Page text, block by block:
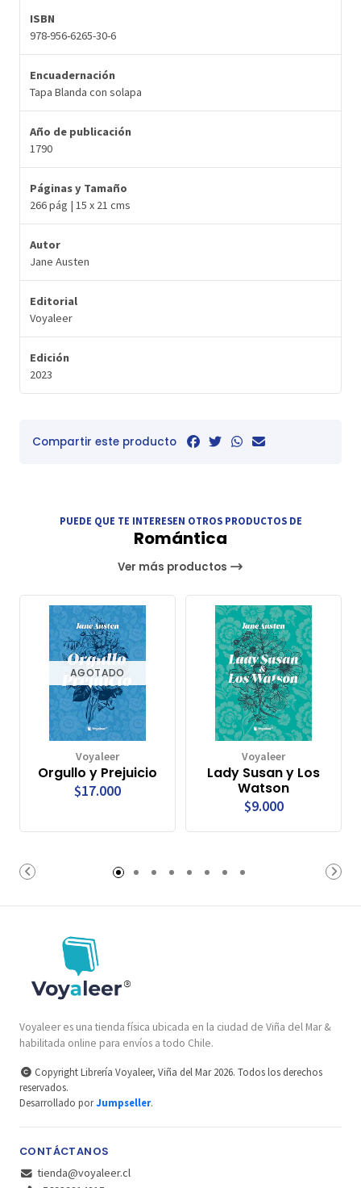
ISBN
978-956-6265-30-6
Encuadernación
Tapa Blanda con solapa
Año de publicación
1790
Páginas y Tamaño
266 pág | 15 x 21 cms
Autor
Jane Austen
Editorial
Voyaleer
Edición
2023
Compartir este producto
PUEDE QUE TE INTERESEN OTROS PRODUCTOS DE
Romántica
Ver más productos
AGOTADO
Voyaleer
Orgullo y Prejuicio
$17.000
Voyaleer
Lady Susan y Los
Watson
$9.000
Voyaleer es una tienda física ubicada en la ciudad de Viña del Mar &
habilitada online para envíos a todo Chile.
Copyright Librería Voyaleer, Viña del Mar 2026. Todos los derechos
reservados.
Desarrollado porJumpseller.
CONTÁCTANOS
tienda@voyaleer.cl